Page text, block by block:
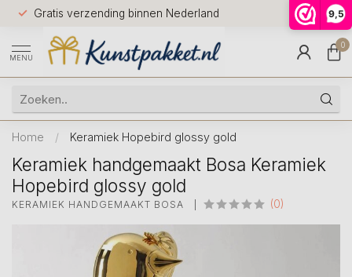
9,5
Gratis verzending binnen Nederland
Voor
huis
9.5
MENU
0
Home / Keramiek Hopebird glossy gold
Keramiek handgemaakt Bosa Keramiek
Hopebird glossy gold
KERAMIEK HANDGEMAAKT BOSA (0)